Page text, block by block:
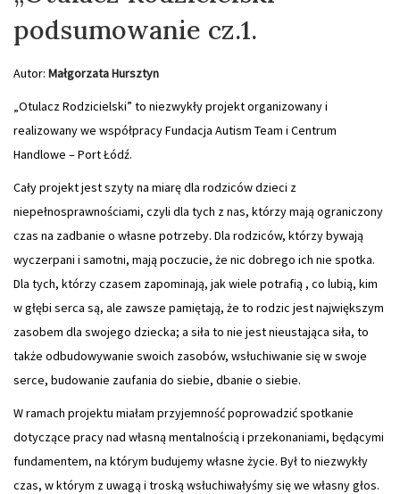
podsumowanie cz.1.
Autor: Małgorzata Hursztyn
„Otulacz Rodzicielski” to niezwykły projekt organizowany i
realizowany we współpracy Fundacja Autism Team i Centrum
Handlowe – Port Łódź.
Cały projekt jest szyty na miarę dla rodziców dzieci z
niepełnosprawnościami, czyli dla tych z nas, którzy mają ograniczony
czas na zadbanie o własne potrzeby. Dla rodziców, którzy bywają
wyczerpani i samotni, mają poczucie, że nic dobrego ich nie spotka.
Dla tych, którzy czasem zapominają, jak wiele potrafią , co lubią, kim
w głębi serca są, ale zawsze pamiętają, że to rodzic jest największym
zasobem dla swojego dziecka; a siła to nie jest nieustająca siła, to
także odbudowywanie swoich zasobów, wsłuchiwanie się w swoje
serce, budowanie zaufania do siebie, dbanie o siebie.
W ramach projektu miałam przyjemność poprowadzić spotkanie
dotyczące pracy nad własną mentalnością i przekonaniami, będącymi
fundamentem, na którym budujemy własne życie. Był to niezwykły
czas, w którym z uwagą i troską wsłuchiwałyśmy się we własny głos.